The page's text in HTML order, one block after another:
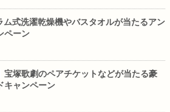
ム式洗濯乾燥機やバスタオルが当たるアン
ペーン
宝塚歌劇のペアチケットなどが当たる豪
キャンペーン